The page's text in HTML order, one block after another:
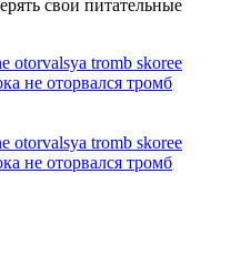
свои питательные
не оторвался тромб
не оторвался тромб